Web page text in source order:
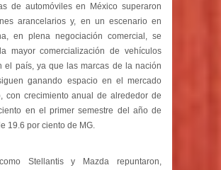
de automóviles en México superaron
arancelarios y, en un escenario en
en plena negociación comercial, se
mayor comercialización de vehículos
el país, ya que las marcas de la nación
ganando espacio en el mercado
con crecimiento anual de alrededor de
en el primer semestre del año de
19.6 por ciento de MG.
Stellantis y Mazda repuntaron,